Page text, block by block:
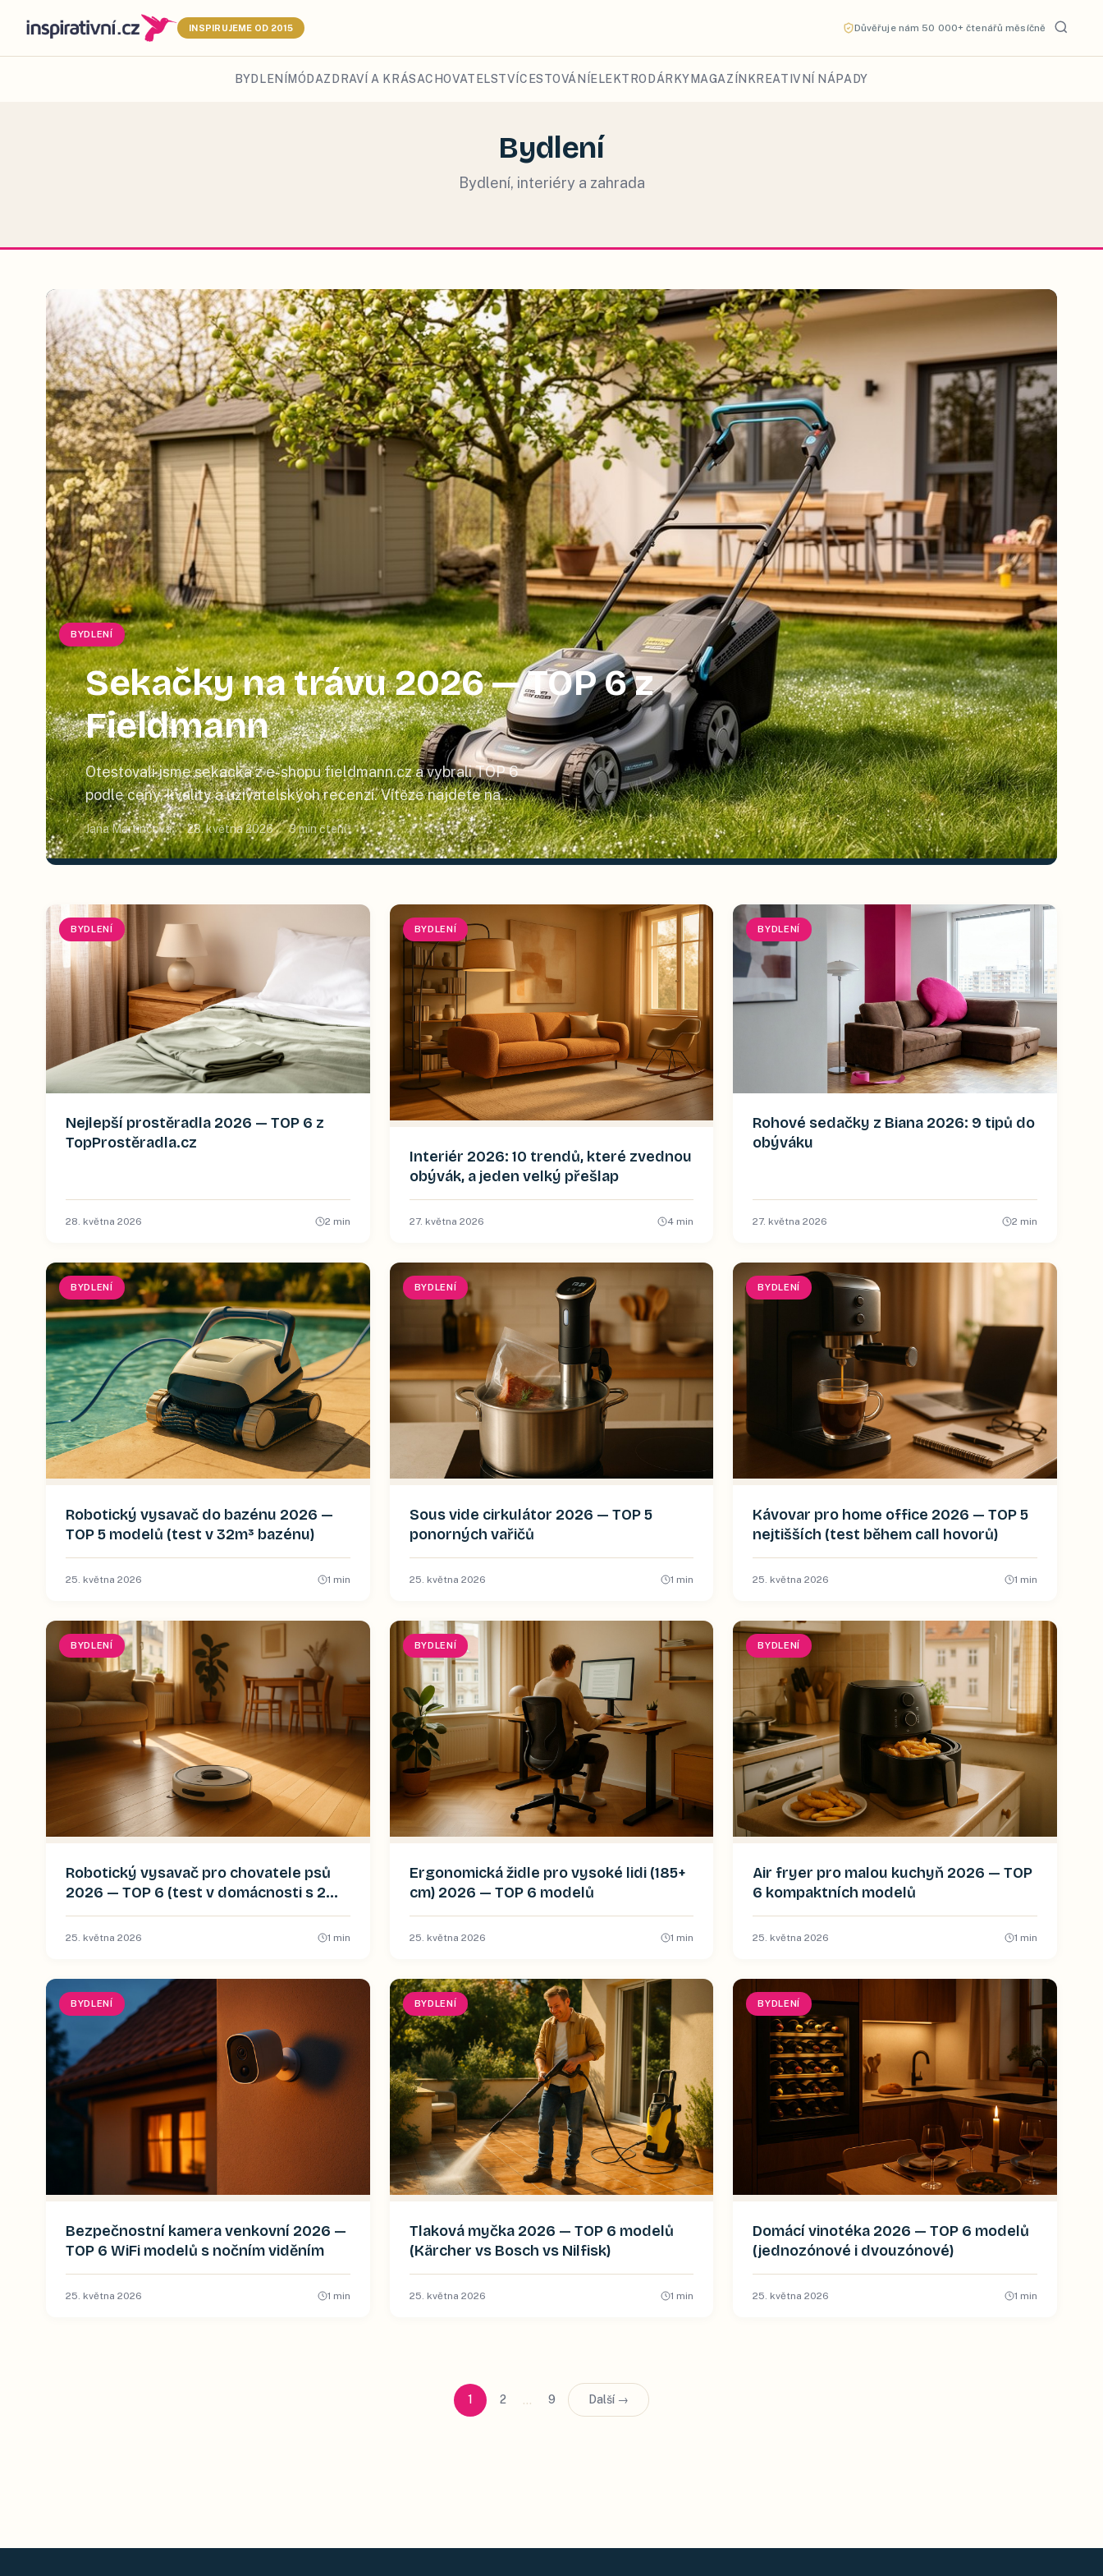
INSPIRUJEME OD 2015 Důvěřuje nám 50 000+ čtenářů měsíčně
BYDLENÍ MÓDAZDRAVÍ A KRÁSACHOVATELSTVÍCESTOVÁNÍ ELEKTRO DÁRKY MAGAZÍN KREATIVNÍ NÁPADY
Bydlení
Bydlení, interiéry a zahrada
BYDLENÍ
Sekačky na trávu 2026 — TOP 6 z
Fieldmann
Otestovali jsme sekacka z e-shopu fieldmann.cz a vybrali TOP 6
podle ceny, kvality a uživatelských recenzí. Vítěze najdete na
začátku, kompletní žebříček níže.
Jana Martincová 28. května 2026 3min čtení
BYDLENÍ
Nejlepší prostěradla 2026 — TOP 6 z
TopProstěradla.cz
28. května 2026 2 min
BYDLENÍ
Interiér 2026: 10 trendů, které zvednou
obývák, a jeden velký přešlap
27. května 2026 4 min
BYDLENÍ
Rohové sedačky z Biana 2026: 9 tipů do
obýváku
27. května 2026 2 min
BYDLENÍ
Robotický vysavač do bazénu 2026 —
TOP 5 modelů (test v 32m³ bazénu)
25. května 2026 1 min
BYDLENÍ
Sous vide cirkulátor 2026 — TOP 5
ponorných vařičů
25. května 2026 1 min
BYDLENÍ
Kávovar pro home office 2026 — TOP 5
nejtišších (test během call hovorů)
25. května 2026 1 min
BYDLENÍ
Robotický vysavač pro chovatele psů
2026 — TOP 6 (test v domácnosti s 2
zlatými retrívry)
25. května 2026 1 min
BYDLENÍ
Ergonomická židle pro vysoké lidi (185+
cm) 2026 — TOP 6 modelů
25. května 2026 1 min
BYDLENÍ
Air fryer pro malou kuchyň 2026 — TOP
6 kompaktních modelů
25. května 2026 1 min
BYDLENÍ
Bezpečnostní kamera venkovní 2026 —
TOP 6 WiFi modelů s nočním viděním
25. května 2026 1 min
BYDLENÍ
Tlaková myčka 2026 — TOP 6 modelů
(Kärcher vs Bosch vs Nilfisk)
25. května 2026 1 min
BYDLENÍ
Domácí vinotéka 2026 — TOP 6 modelů
(jednozónové i dvouzónové)
25. května 2026 1 min
1 2 … 9 Další →